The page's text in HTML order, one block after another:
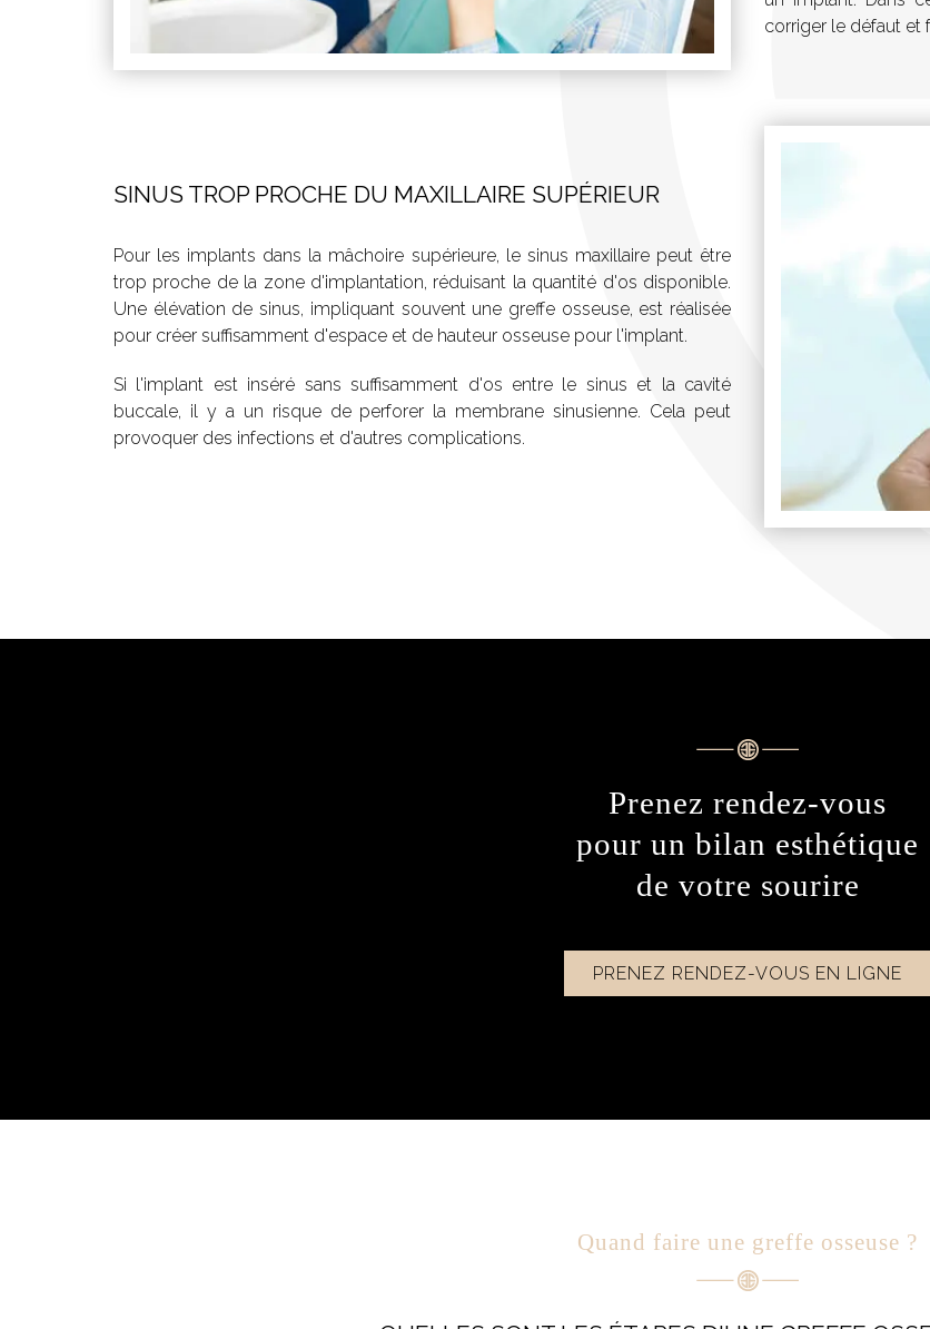
corriger le défaut et
SINUS TROP PROCHE DU MAXILLAIRE SUPÉRIEUR
Pour les implants dans la mâchoire supérieure, le sinus maxillaire peut être
trop proche de la zone d'implantation, réduisant la quantité d'os disponible.
Une élévation de sinus, impliquant souvent une greffe osseuse, est réalisée
pour créer suffisamment d'espace et de hauteur osseuse pour l'implant.
Si l'implant est inséré sans suffisamment d'os entre le sinus et la cavité
buccale, il y a un risque de perforer la membrane sinusienne. Cela peut
provoquer des infections et d'autres complications.
Prenez rendez-vous
pour un bilan esthétique
de votre sourire
PRENEZ RENDEZ-VOUS EN LIGNE
Quand faire une greffe osseuse ?